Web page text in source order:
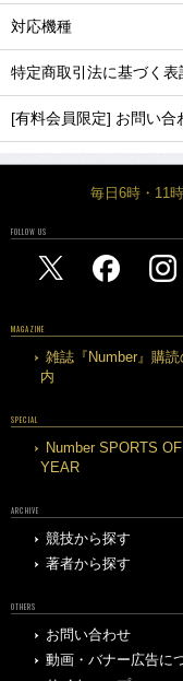
対応機種
特定商取引法に基づく表
[有料会員限定] お問い合
毎日6時・11
FOLLOW US
MAGAZINE
雑誌『Number』購読
内
SPECIAL
Number SPORTS
YEAR
ARCHIVE
競技から探す
著者から探す
OTHERS
お問い合わせ
動画・バナー広告に